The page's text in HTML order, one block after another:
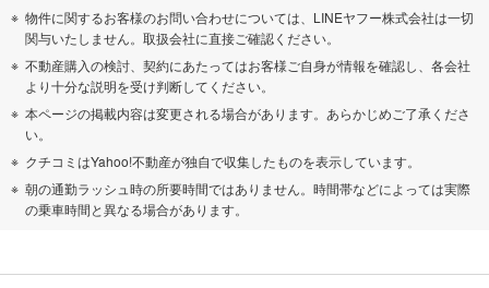
物件に関するお客様のお問い合わせについては、LINEヤフー株式会社は一切
関与いたしません。取扱会社に直接ご確認ください。
不動産購入の検討、契約にあたってはお客様ご自身が情報を確認し、各会社
より十分な説明を受け判断してください。
本ページの掲載内容は変更される場合があります。あらかじめご了承くださ
い。
クチコミはYahoo!不動産が独自で収集したものを表示しています。
朝の通勤ラッシュ時の所要時間ではありません。時間帯などによっては実際
の乗車時間と異なる場合があります。